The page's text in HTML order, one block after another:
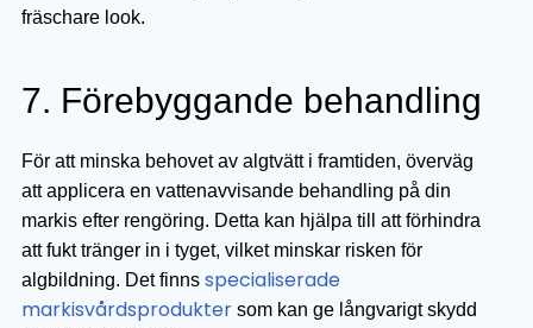
fräschare look.
7. Förebyggande behandling
För att minska behovet av algtvätt i framtiden, överväg
att applicera en vattenavvisande behandling på din
markis efter rengöring. Detta kan hjälpa till att förhindra
att fukt tränger in i tyget, vilket minskar risken för
algbildning. Det finns specialiserade
markisvårdsproduktersom kan ge långvarigt skydd